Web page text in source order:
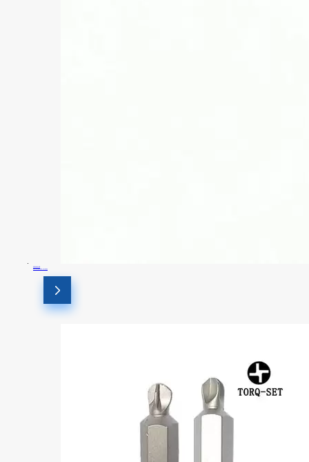
SFSA2501H4
Шестигранная вставка